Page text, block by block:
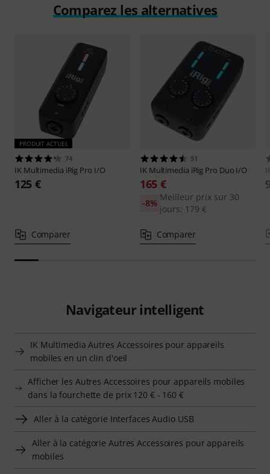
Comparez les alternatives
PRODUIT ACTUEL
74
IK Multimedia iRig Pro I/O
125 €
Comparer
51
IK Multimedia iRig Pro Duo I/O
165 €
Meilleur prix sur 30
jours: 179 €
-8%
Comparer
Navigateur intelligent
IK Multimedia Autres Accessoires pour appareils
mobiles en un clin d'oeil
Afficher les Autres Accessoires pour appareils mobiles
dans la fourchette de prix 120 € - 160 €
Aller à la catégorie Interfaces Audio USB
Aller à la catégorie Autres Accessoires pour appareils
mobiles